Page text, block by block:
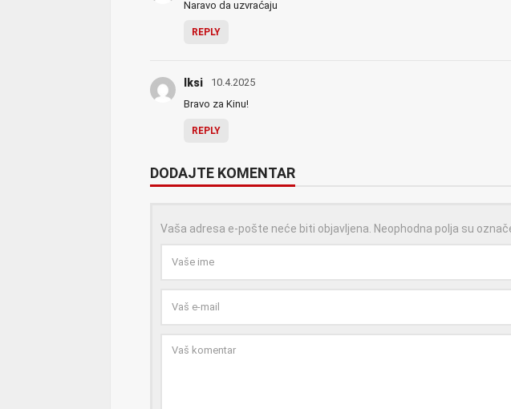
Naravo da uzvraćaju
REPLY
Iksi 10.4.2025
Bravo za Kinu!
REPLY
DODAJTE KOMENTAR
Vaša adresa e-pošte neće biti objavljena. Neophodna polja su